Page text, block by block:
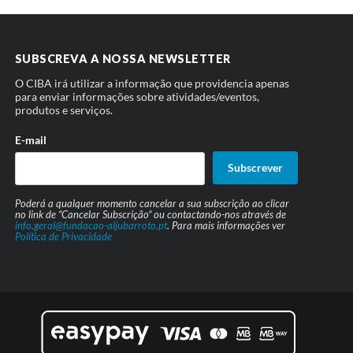
SUBSCREVA A NOSSA NEWSLETTER
O CIBA irá utilizar a informação que providencia apenas
para enviar informações sobre atividades/eventos,
produtos e serviços.
E-mail
Subscrever
Poderá a qualquer momento cancelar a sua subscrição ao clicar
no link de “Cancelar Subscrição” ou contactando-nos através de
info.geral@fundacao-aljubarrota.pt. Para mais informações ver
Política de Privacidade